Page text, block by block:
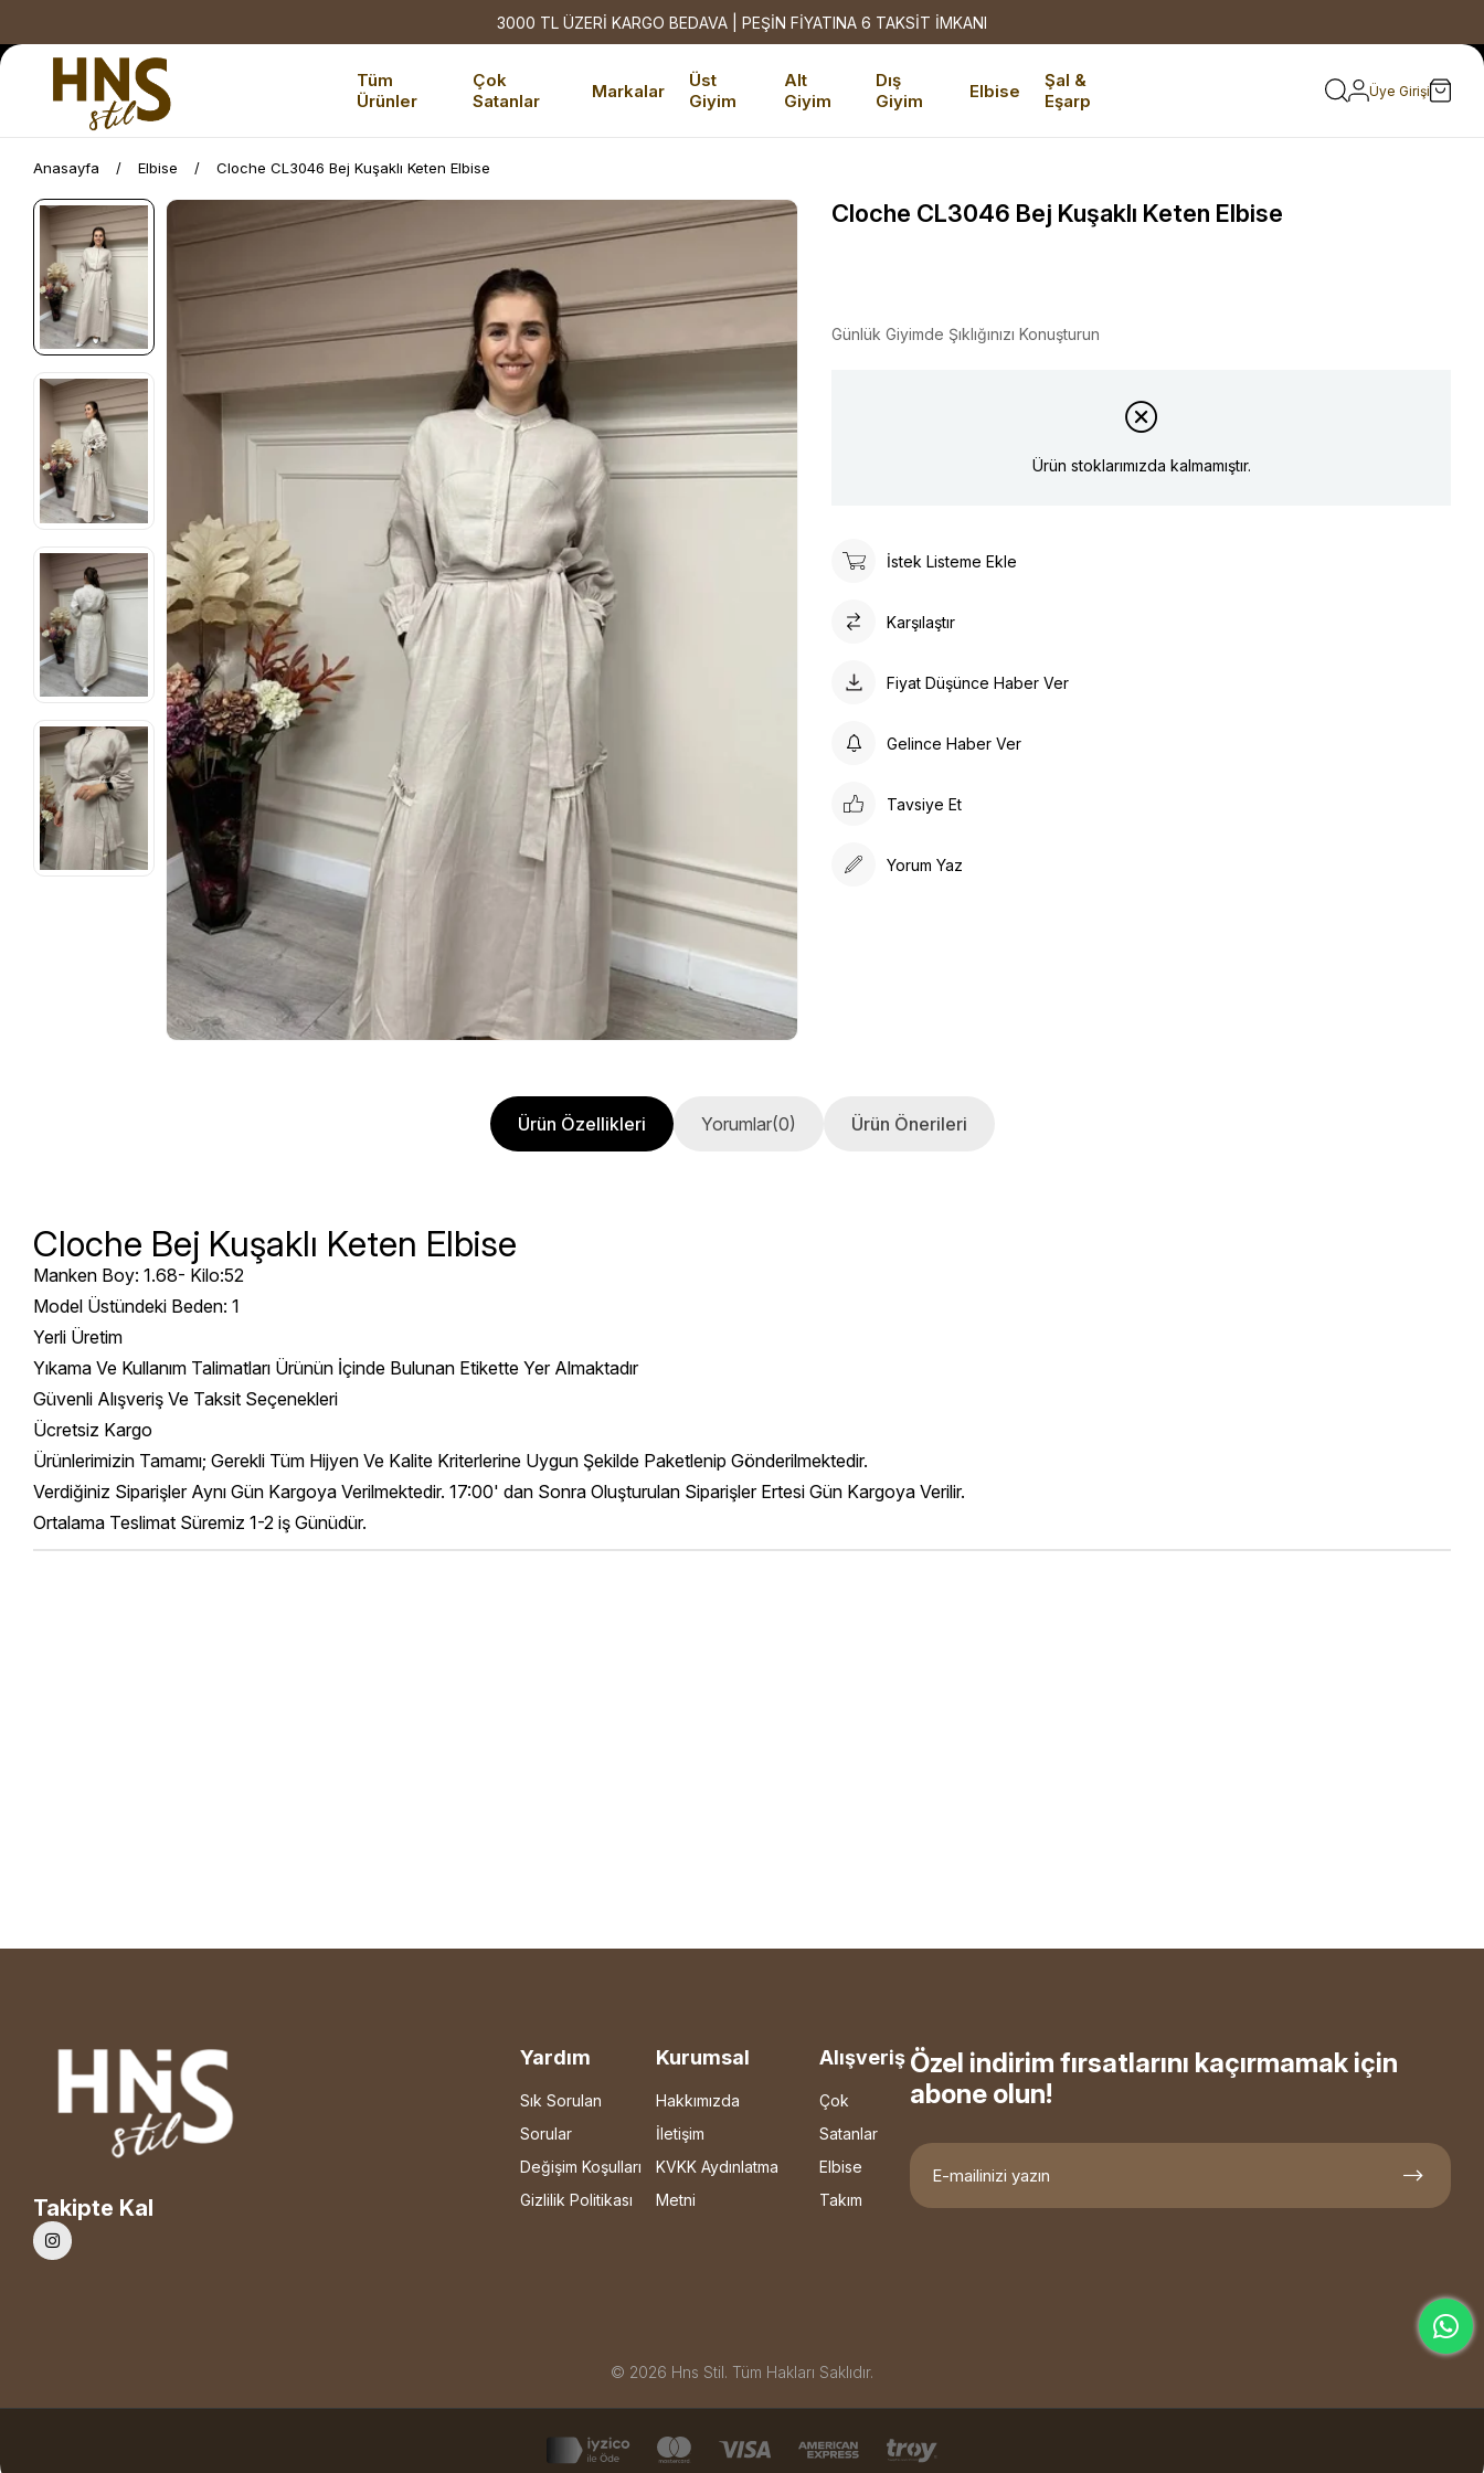
3000 TL ÜZERİ KARGO BEDAVA | PEŞİN FİYATINA 6 TAKSİT İMKANI
Tüm
Ürünler
Çok
Satanlar
Markalar
Üst
Giyim
Alt
Giyim
Dış
Giyim
Elbise
Şal &
Eşarp
Üye Girişi
Anasayfa Elbise Cloche CL3046 Bej Kuşaklı Keten Elbise
Cloche CL3046 Bej Kuşaklı Keten Elbise
Günlük Giyimde Şıklığınızı Konuşturun
Ürün stoklarımızda kalmamıştır.
İstek Listeme Ekle
Karşılaştır
Fiyat Düşünce Haber Ver
Gelince Haber Ver
Tavsiye Et
Yorum Yaz
Ürün Özellikleri Yorumlar(0) Ürün Önerileri
Cloche Bej Kuşaklı Keten Elbise
Manken Boy: 1.68- Kilo:52
Model Üstündeki Beden: 1
Yerli Üretim
Yıkama Ve Kullanım Talimatları Ürünün İçinde Bulunan Etikette Yer Almaktadır
Güvenli Alışveriş Ve Taksit Seçenekleri
Ücretsiz Kargo
Ürünlerimizin Tamamı; Gerekli Tüm Hijyen Ve Kalite Kriterlerine Uygun Şekilde Paketlenip Gönderilmektedir.
Verdiğiniz Siparişler Aynı Gün Kargoya Verilmektedir. 17:00' dan Sonra Oluşturulan Siparişler Ertesi Gün Kargoya Verilir.
Ortalama Teslimat Süremiz 1-2 iş Günüdür.
Takipte Kal
Yardım
Sık Sorulan
Sorular
Değişim Koşulları
Gizlilik Politikası
Kurumsal
Hakkımızda
İletişim
KVKK Aydınlatma
Metni
Alışveriş
Çok
Satanlar
Elbise
Takım
Özel indirim fırsatlarını kaçırmamak için
abone olun!
© 2026 Hns Stil. Tüm Hakları Saklıdır.